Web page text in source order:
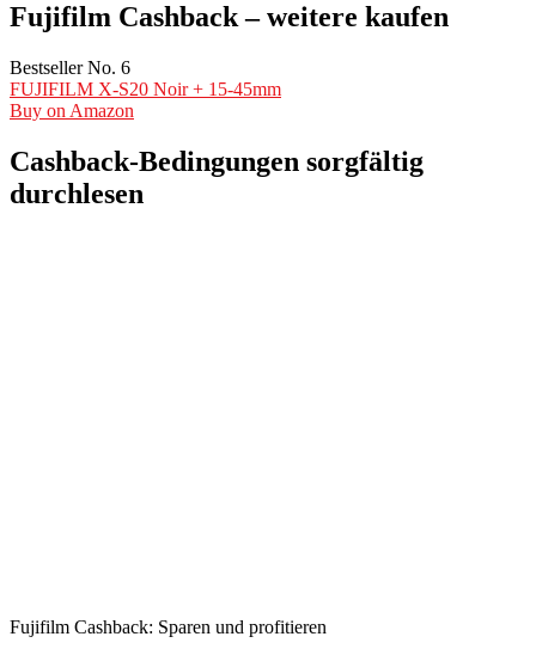
Fujifilm Cashback – weitere kaufen
Bestseller No. 6
FUJIFILM X-S20 Noir + 15-45mm
Buy on Amazon
Cashback-Bedingungen sorgfältig
durchlesen
Fujifilm Cashback: Sparen und profitieren